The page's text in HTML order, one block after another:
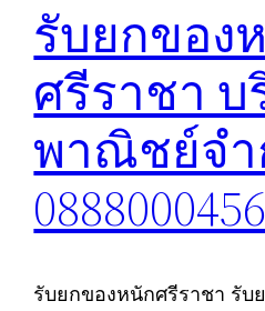
รับยกของ
ศรีราชา
พาณิชย์จ
0888000456
รับยกของหนักศรีราชา รับ